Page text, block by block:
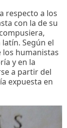
respecto a los
con la de su
Según el
los humanistas
y en la
a partir del
expuesta en